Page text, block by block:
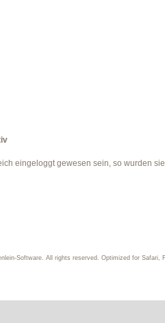
eingeloggt gewesen sein, so wurden
Software. All rights reserved. Optimized for Safari,